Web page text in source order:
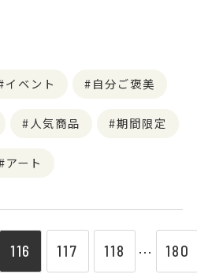
イベント 自分ご褒美
人気商品 期間限定
アート
116 117 118 ⋯ 180